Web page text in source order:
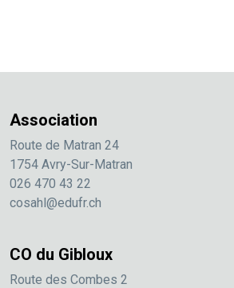
Association
Route de Matran 24
1754 Avry-Sur-Matran
026 470 43 22
cosahl@edufr.ch
CO du Gibloux
Route des Combes 2